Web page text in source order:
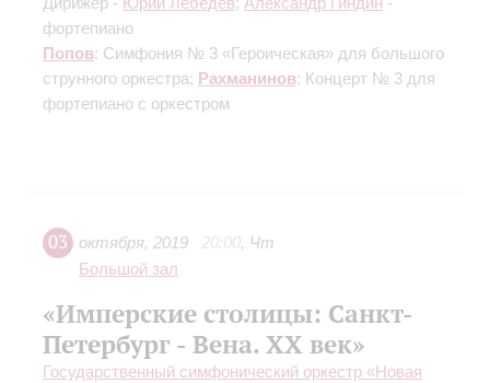
фортепиано
Попов: Симфония № 3 «Героическая» для большого
струнного оркестра; Рахманинов: Концерт № 3 для
фортепиано с оркестром
03 октября, 2019 20:00, Чт
Большой зал
«Имперские столицы: Санкт-
Петербург - Вена. XX век»
Государственный симфонический оркестр «Новая